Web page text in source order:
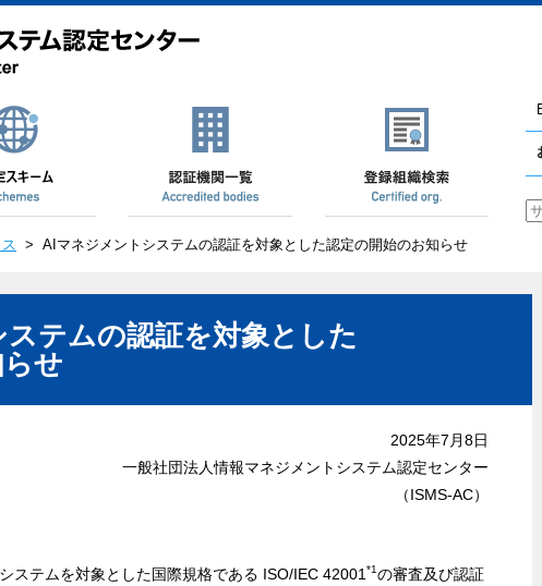
> AIマネジメントシステムの認証を対象とした認定の開始のお知らせ
テムの認証を対象とした
せ
2025年7月8日
一般社団法人情報マネジメントシステム認定センター
（ISMS-AC）
ステムを対象とした国際規格である ISO/IEC 42001 *1の審査及び認証